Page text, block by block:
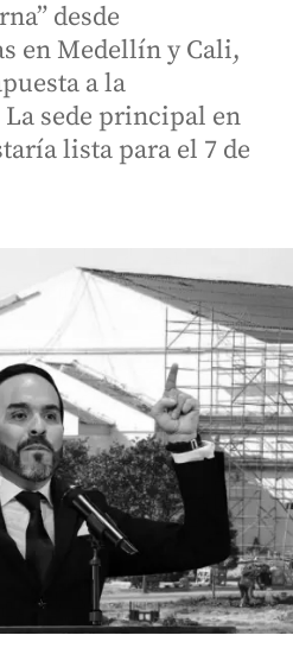
desde
en Medellín y Cali,
a la
sede principal en
lista para el 7 de